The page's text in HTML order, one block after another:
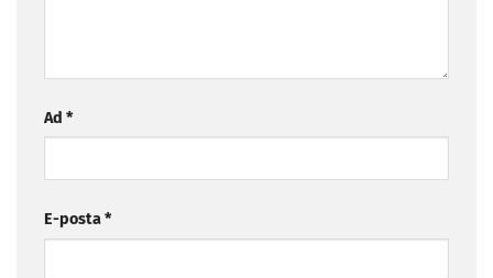
Ad *
E-posta*